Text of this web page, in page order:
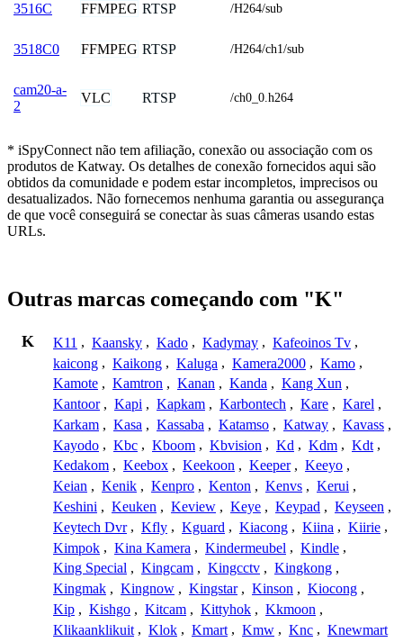
3516C FFMPEG RTSP /H264/sub
3518C0 FFMPEG RTSP /H264/ch1/sub
cam20-a-
2
VLC RTSP /ch0_0.h264
* iSpyConnect não tem afiliação, conexão ou associação com os
produtos de Katway. Os detalhes de conexão fornecidos aqui são
obtidos da comunidade e podem estar incompletos, imprecisos ou
desatualizados. Não fornecemos nenhuma garantia ou assegurança
de que você conseguirá se conectar às suas câmeras usando estas
URLs.
Outras marcas começando com "K"
K K11 , Kaansky , Kado , Kadymay , Kafeoinos Tv ,
kaicong , Kaikong , Kaluga , Kamera2000 , Kamo ,
Kamote , Kamtron , Kanan , Kanda , Kang Xun ,
Kantoor , Kapi , Kapkam , Karbontech , Kare , Karel ,
Karkam , Kasa , Kassaba , Katamso , Katway , Kavass ,
Kayodo , Kbc , Kboom , Kbvision , Kd , Kdm , Kdt ,
Kedakom , Keebox , Keekoon , Keeper , Keeyo ,
Keian , Kenik , Kenpro , Kenton , Kenvs , Kerui ,
Keshini , Keuken , Keview , Keye , Keypad , Keyseen ,
Keytech Dvr , Kfly , Kguard , Kiacong , Kiina , Kiirie ,
Kimpok , Kina Kamera , Kindermeubel , Kindle ,
King Special , Kingcam , Kingcctv , Kingkong ,
Kingmak , Kingnow , Kingstar , Kinson , Kiocong ,
Kip , Kishgo , Kitcam , Kittyhok , Kkmoon ,
Klikaanklikuit , Klok , Kmart , Kmw , Knc , Knewmart